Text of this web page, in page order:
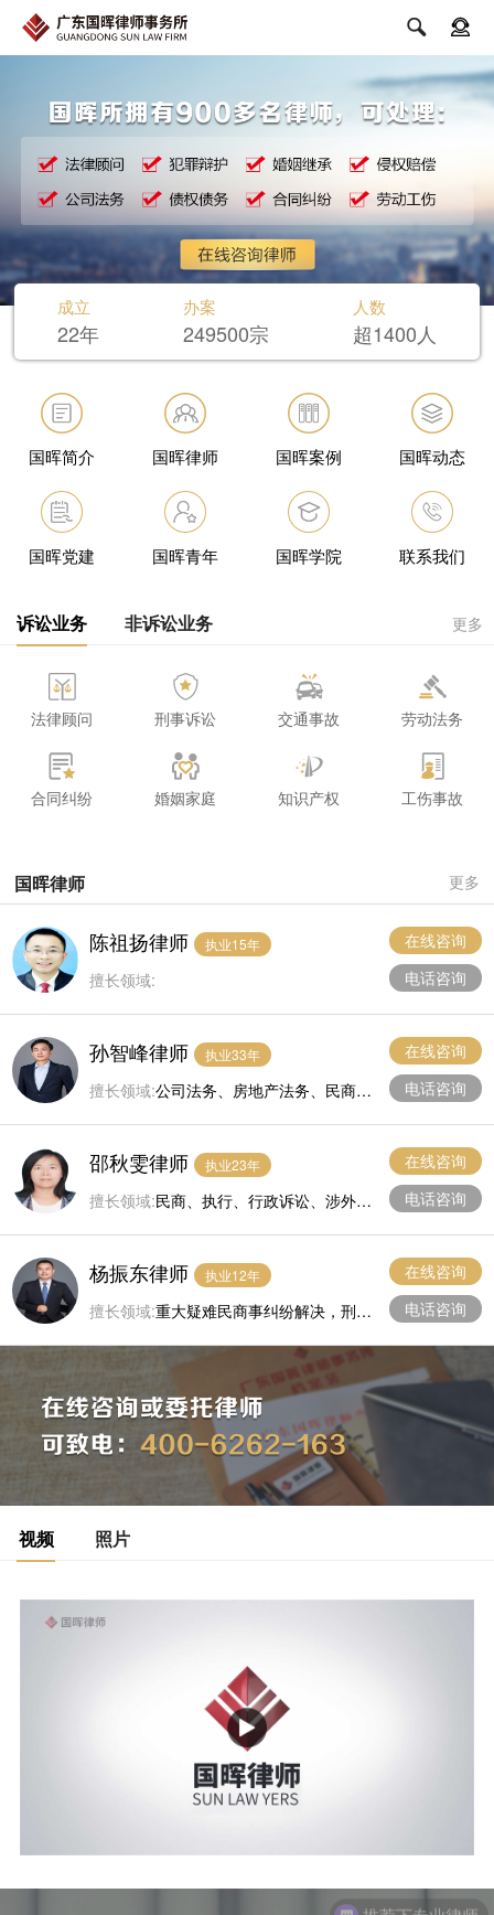
 
成立
22年
办案
249500宗
人数
超1400人
国晖简介 国晖律师 国晖案例 国晖动态
国晖党建 国晖青年 国晖学院 联系我们
更多
诉讼业务 非诉讼业务
法律顾问 刑事诉讼 交通事故 劳动法务
合同纠纷 婚姻家庭 知识产权 工伤事故
国晖律师 更多
陈祖扬律师 执业15年
擅长领域:
在线咨询
电话咨询
孙智峰律师 执业33年
擅长领域:公司法务、房地产法务、民商事
在线咨询
电话咨询
邵秋雯律师 执业23年
擅长领域:民商、执行、行政诉讼、涉外业
在线咨询
电话咨询
杨振东律师 执业12年
擅长领域:重大疑难民商事纠纷解决，刑事
裁、合同、建设工程、公司法等
在线咨询
电话咨询
视频 照片